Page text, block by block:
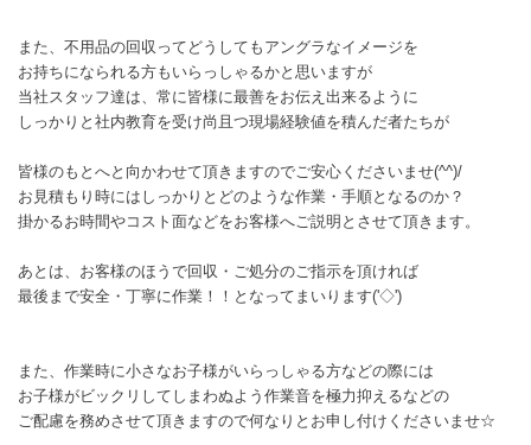
また、不用品の回収ってどうしてもアングラなイメージを
お持ちになられる方もいらっしゃるかと思いますが
当社スタッフ達は、常に皆様に最善をお伝え出来るように
しっかりと社内教育を受け尚且つ現場経験値を積んだ者たちが
皆様のもとへと向かわせて頂きますのでご安心くださいませ(^^)/
お見積もり時にはしっかりとどのような作業・手順となるのか？
掛かるお時間やコスト面などをお客様へご説明とさせて頂きます。
あとは、お客様のほうで回収・ご処分のご指示を頂ければ
最後まで安全・丁寧に作業！！となってまいります('◇')ゞ
また、作業時に小さなお子様がいらっしゃる方などの際には
お子様がビックリしてしまわぬよう作業音を極力抑えるなどの
ご配慮を務めさせて頂きますので何なりとお申し付けくださいませ☆